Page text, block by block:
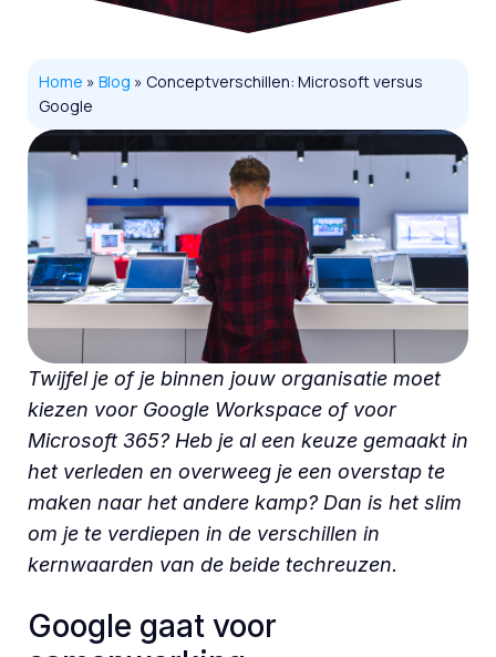
Home » Blog » Conceptverschillen: Microsoft versus
Google
Twijfel je of je binnen jouw organisatie moet
kiezen voor Google Workspace of voor
Microsoft 365? Heb je al een keuze gemaakt in
het verleden en overweeg je een overstap te
maken naar het andere kamp? Dan is het slim
om je te verdiepen in de verschillen in
kernwaarden van de beide techreuzen.
Google gaat voor